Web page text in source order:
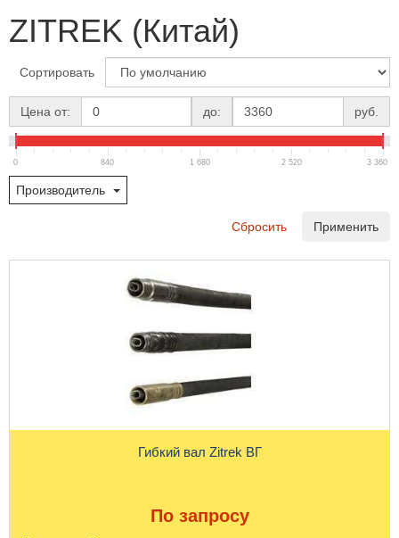
ZITREK (Китай)
Сортировать
Цена от: до: руб.
0 840 1 680 2 520 3 360
Производитель
Сбросить Применить
Гибкий вал Zitrek ВГ
По запросу